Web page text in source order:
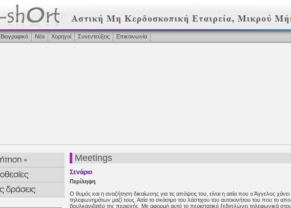
Βιογραφικό Νέα Χορηγοί Συνεντεύξεις Επικοινωνία
Meetings
Σενάριο
Περίληψη
Ο θυμός και η αναζήτηση δικαίωσης για τις απόψεις του, είναι η αιτία που ο Άγγελος
τηλεφωνημάτων μαζί τους. Αιτία το σκάσιμο του λάστιχου του αυτοκινήτου του που το
βουλκανιζατέρ της περιοχής. Με αφορμή αυτό το περιστατικό ξεδιπλώνει τηλεφωνικά